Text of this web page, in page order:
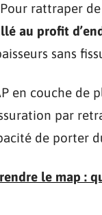
rattraper
au profit
sans
en couche de
par
de porter
le map :